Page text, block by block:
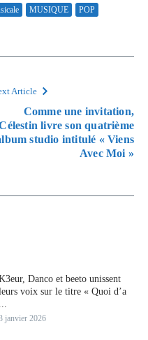
MUSIQUE POP
Article
Comme une invitation,
livre son quatrième
studio intitulé « Viens
Avec Moi »
Danco et beeto unissent
voix sur le titre « Quoi d’a
janvier 2026